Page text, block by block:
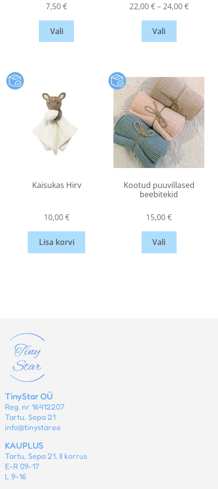
7,50€
Vali
22,00€–24,00€
Vali
Kaisukas Hirv
10,00€
Lisa korvi
Kootud puuvillased
beebitekid
15,00€
Vali
TinyStar OÜ
Reg. nr 16412207
Tartu, Sepa 21
info@tinystar.ee
KAUPLUS
Tartu, Sepa 21, II korrus
E-R 09-17
L 9-16